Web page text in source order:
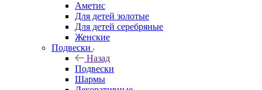
Аметис
Для детей золотые
Для детей серебряные
Женские
Подвески
Назад
Подвески
Шармы